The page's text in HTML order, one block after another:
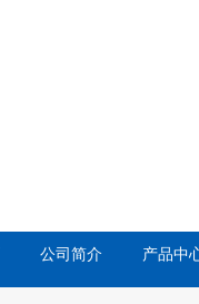
公司简介 产品中